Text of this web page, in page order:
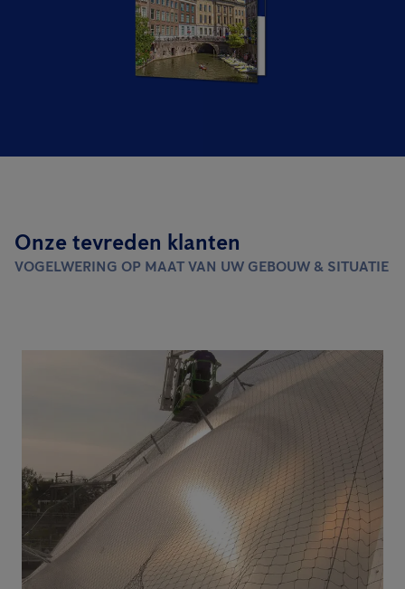
Onze tevreden klanten
VOGELWERING OP MAAT VAN UW GEBOUW & SITUATIE